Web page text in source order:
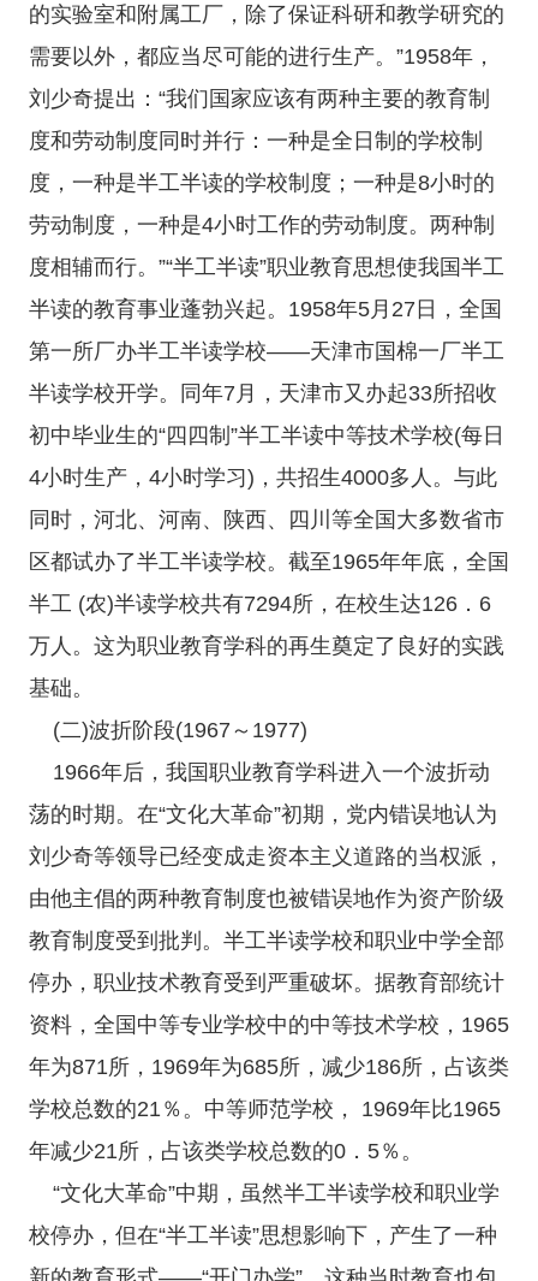
的实验室和附属工厂，除了保证科研和教学研究的
需要以外，都应当尽可能的进行生产。”1958年，
刘少奇提出：“我们国家应该有两种主要的教育制
度和劳动制度同时并行：一种是全日制的学校制
度，一种是半工半读的学校制度；一种是8小时的
劳动制度，一种是4小时工作的劳动制度。两种制
度相辅而行。”“半工半读”职业教育思想使我国半工
半读的教育事业蓬勃兴起。1958年5月27日，全国
第一所厂办半工半读学校——天津市国棉一厂半工
半读学校开学。同年7月，天津市又办起33所招收
初中毕业生的“四四制”半工半读中等技术学校(每日
4小时生产，4小时学习)，共招生4000多人。与此
同时，河北、河南、陕西、四川等全国大多数省市
区都试办了半工半读学校。截至1965年年底，全国
半工 (农)半读学校共有7294所，在校生达126．6
万人。这为职业教育学科的再生奠定了良好的实践
基础。
(二)波折阶段(1967～1977)
1966年后，我国职业教育学科进入一个波折动
荡的时期。在“文化大革命”初期，党内错误地认为
刘少奇等领导已经变成走资本主义道路的当权派，
由他主倡的两种教育制度也被错误地作为资产阶级
教育制度受到批判。半工半读学校和职业中学全部
停办，职业技术教育受到严重破坏。据教育部统计
资料，全国中等专业学校中的中等技术学校，1965
年为871所，1969年为685所，减少186所，占该类
学校总数的21％。中等师范学校， 1969年比1965
年减少21所，占该类学校总数的0．5％。
“文化大革命”中期，虽然半工半读学校和职业学
校停办，但在“半工半读”思想影响下，产生了一种